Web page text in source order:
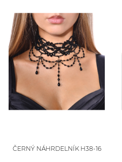
ČERNÝ NÁHRDELNÍK H38-16